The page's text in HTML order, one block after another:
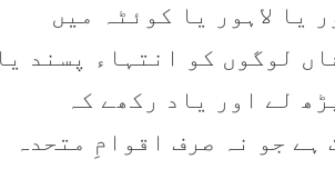
یا لاہور یا کوئٹہ میں
لوگوں کو انتہاء پسند یا
لے اور یاد رکھے کہ
جو نہ صرف اقوامِ متحدہ